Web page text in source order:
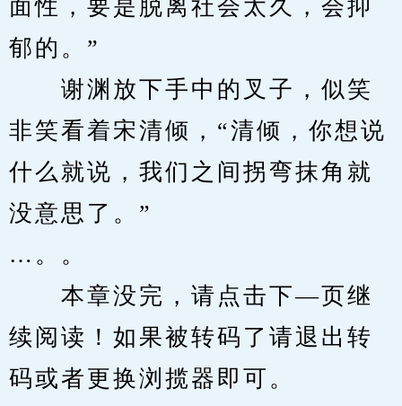
面性，要是脱离社会太久，会抑
郁的。”
谢渊放下手中的叉子，似笑
非笑看着宋清倾，“清倾，你想说
什么就说，我们之间拐弯抹角就
没意思了。”
…。。
本章没完，请点击下—页继
续阅读！如果被转码了请退出转
码或者更换浏揽器即可。